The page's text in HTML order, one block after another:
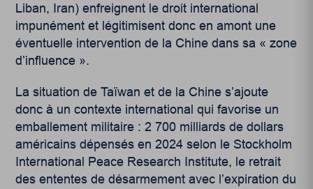
Liban, Iran) enfreignent le droit international
impunément et légitimisent donc en amont une
éventuelle intervention de la Chine dans sa « zone
d’influence ».
La situation de Taïwan et de la Chine s’ajoute
donc à un contexte international qui favorise un
emballement militaire : 2 700 milliards de dollars
américains dépensés en 2024 selon le Stockholm
International Peace Research Institute, le retrait
des ententes de désarmement avec l’expiration du